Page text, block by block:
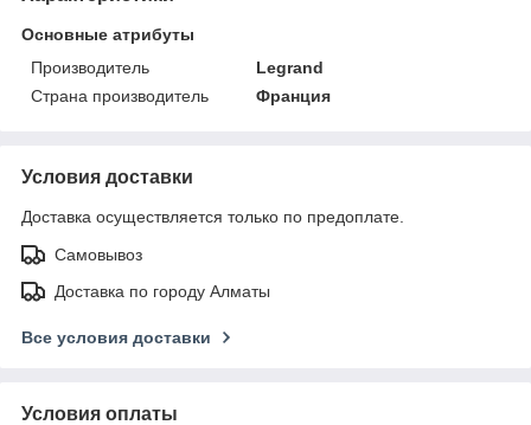
Основные атрибуты
Производитель
Legrand
Страна производитель
Франция
Условия доставки
Доставка осуществляется только по предоплате.
Самовывоз
Доставка по городу Алматы
Все условия доставки
Условия оплаты